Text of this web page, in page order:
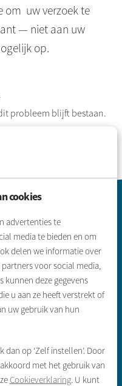
cookies
advertenties te
media te bieden en om
delen we informatie over
partners voor social media,
kunnen deze gegevens
u aan ze heeft verstrekt of
uw gebruik van hun
op ‘Zelf instellen’. Door
met het gebruik van
Cookieverklaring. U kunt
om uw verzoek te
— niet aan uw
op.
probleem blijft bestaan.